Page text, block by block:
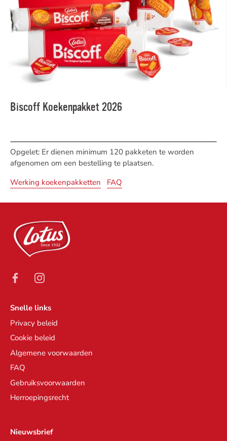
Biscoff Koekenpakket 2026
Opgelet: Er dienen minimum 120 pakketen te worden
afgenomen om een bestelling te plaatsen.
Werking koekenpakketten
FAQ
Snelle links
Privacy beleid
Cookie beleid
Algemene voorwaarden
FAQ
Gebruiksvoorwaarden
Herroepingsrecht
Nieuwsbrief